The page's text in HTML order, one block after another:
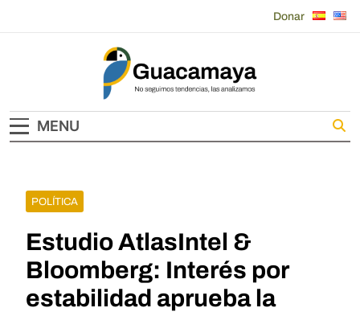
Donar
Guacamaya
MENU
POLÍTICA
Estudio AtlasIntel &
Bloomberg: Interés por
estabilidad aprueba la